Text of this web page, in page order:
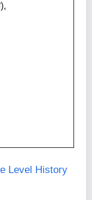
Level History